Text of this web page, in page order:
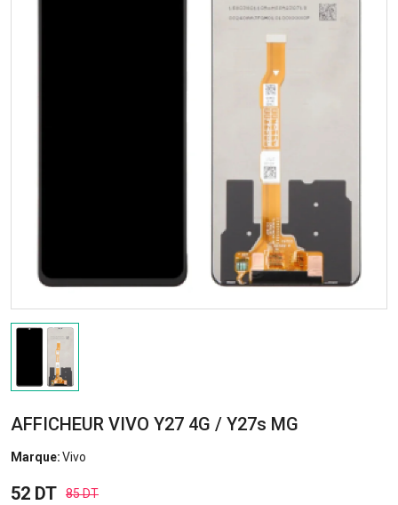
AFFICHEUR VIVO Y27 4G / Y27s MG
Marque:Vivo
52 DT 85 DT